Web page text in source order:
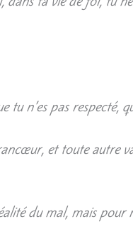
n’es pas respecté,
et toute autre
du mal, mais pour